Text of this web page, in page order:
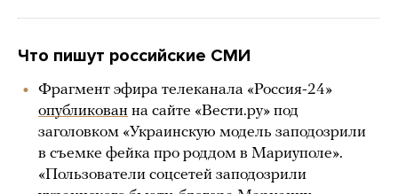
Что пишут российские СМИ
Фрагмент эфира телеканала «Россия-24»
опубликован на сайте «Вести.ру» под
заголовком «Украинскую модель заподозрили
в съемке фейка про роддом в Мариуполе».
«Пользователи соцсетей заподозрили